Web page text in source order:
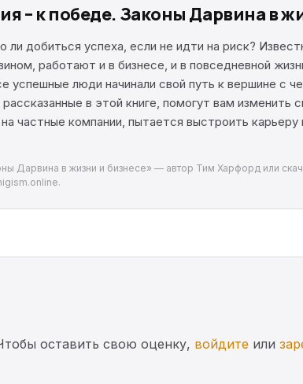
– к победе. Законы Дарвина в
добиться успеха, если не идти на риск?
работают и в бизнесе, и в повседневной
люди начинали свой путь к вершине с
в этой книге, помогут вам
частные компании, пытается выстроить
Дарвина в жизни и бизнесе» — автор Тим Харфорд или
оставить свою оценку, войдите или